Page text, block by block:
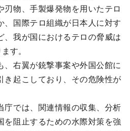
物、手製爆発物を用いたテロ
、国際テロ組織が日本人に対す
、我が国におけるテロの脅威は
す。
右翼が銃撃事案や外国公館に
き起こしており、その危険性が
では、関連情報の収集、分析
を阻止するための水際対策を強